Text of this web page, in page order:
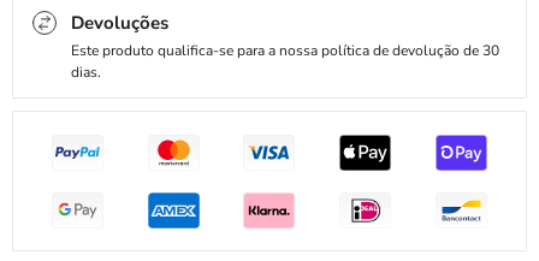
Devoluções
Este produto qualifica-se para a nossa política de devolução de 30
dias.